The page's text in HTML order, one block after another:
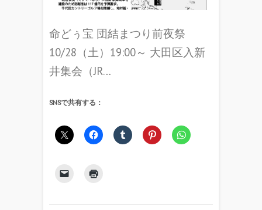
命どぅ宝 団結まつり前夜祭
10/28（土）19:00～ 大田区入新
井集会（JR…
SNSで共有する：